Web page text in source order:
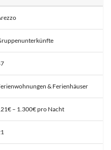
& Ferienhäuser
– 1.300€ pro Nacht